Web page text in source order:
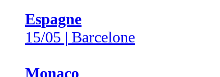
Espagne
15/05 | Barcelone
Monaco